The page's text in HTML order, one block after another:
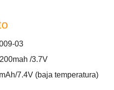
03
/3.7V
7.4V (baja temperatura)